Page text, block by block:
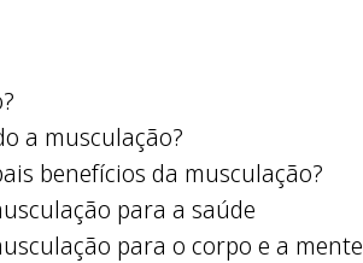
a musculação?
benefícios da musculação?
para a saúde
para o corpo e a mente